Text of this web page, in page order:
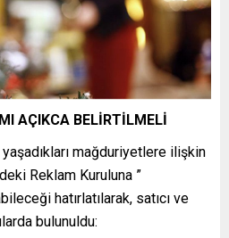
AÇIKCA BELİRTİLMELİ
mağduriyetlere ilişkin
Reklam Kuruluna ”
hatırlatılarak, satıcı ve
bulunuldu: